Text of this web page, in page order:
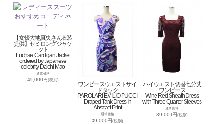
【女優大地真央さん衣装
提供】セミロングジャケ
ット
Fuchsia Cardigan Jacket
ordered by Japanese
celebrity Daichi Mao
通常価格
49,000円(税別)
ワンピースウエストサイ
ドタック
PAROLARI EMILIO PUCCI
Draped Tank Dress In
Abstract Print
通常価格
39,000円(税別)
ハイウエスト切替七分丈
ワンピース
Wine Red Sheath Dress
with Three Quarter Sleeves
通常価格
39,000円(税別)